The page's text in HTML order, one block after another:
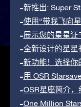
新推出: Super
使用“带我飞向
展示您的星星证
全新设计的星星
新功能！选择你
用 OSR
OSR星座简介
One Million